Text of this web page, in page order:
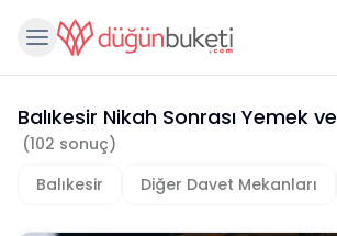
Balıkesir Nikah Sonrası Yemek ve
(102 sonuç)
Balıkesir
Diğer Davet Mekanları